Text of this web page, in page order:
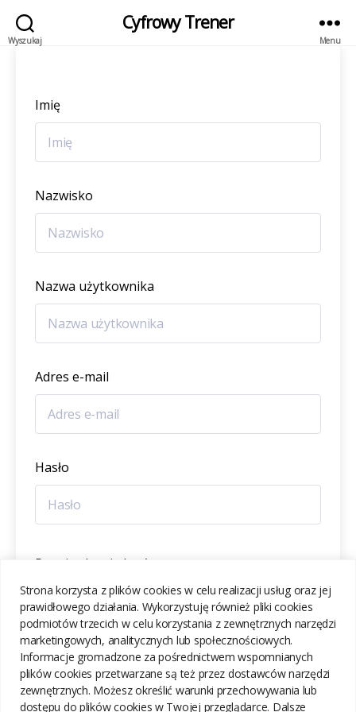
Strona korzysta z plików cookies w celu realizacji usług oraz jej
prawidłowego działania. Wykorzystuję również pliki cookies
podmiotów trzecich w celu korzystania z zewnętrznych narzędzi
marketingowych, analitycznych lub społecznościowych.
Informacje gromadzone za pośrednictwem wspomnianych
plików cookies przetwarzane są też przez dostawców narzędzi
zewnętrznych. Możesz określić warunki przechowywania lub
dostępu do plików cookies w Twojej przeglądarce. Dalsze
Wyszukaj
Cyfrowy Trener
Menu
Imię
Nazwisko
Nazwa użytkownika
Adres e-mail
Hasło
Potwierdzenie hasła
ZAREJESTRUJ SIĘ